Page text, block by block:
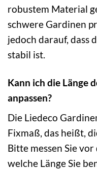
robustem Material
schwere Gardinen
jedoch darauf, dass
stabil ist.
Kann ich die Länge
anpassen?
Die Liedeco
Fixmaß, das heißt,
Bitte messen Sie
welche Länge Sie